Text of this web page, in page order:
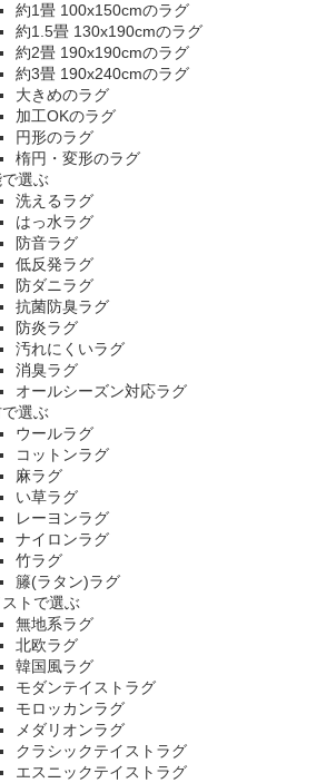
約1畳 100x150cmのラグ
約1.5畳 130x190cmのラグ
約2畳 190x190cmのラグ
約3畳 190x240cmのラグ
大きめのラグ
加工OKのラグ
円形のラグ
楕円・変形のラグ
選ぶ
洗えるラグ
はっ水ラグ
防音ラグ
低反発ラグ
防ダニラグ
抗菌防臭ラグ
防炎ラグ
汚れにくいラグ
消臭ラグ
オールシーズン対応ラグ
選ぶ
ウールラグ
コットンラグ
麻ラグ
い草ラグ
レーヨンラグ
ナイロンラグ
竹ラグ
籐(ラタン)ラグ
トで選ぶ
無地系ラグ
北欧ラグ
韓国風ラグ
モダンテイストラグ
モロッカンラグ
メダリオンラグ
クラシックテイストラグ
エスニックテイストラグ